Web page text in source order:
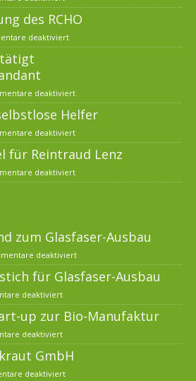
des RCHO
deaktiviert
deaktiviert
Helfer
deaktiviert
für Reintraud Lenz
deaktiviert
zum Glasfaser-Ausbau
deaktiviert
für Glasfaser-Ausbau
deaktiviert
up zur Bio-Manufaktur
deaktiviert
GmbH
deaktiviert